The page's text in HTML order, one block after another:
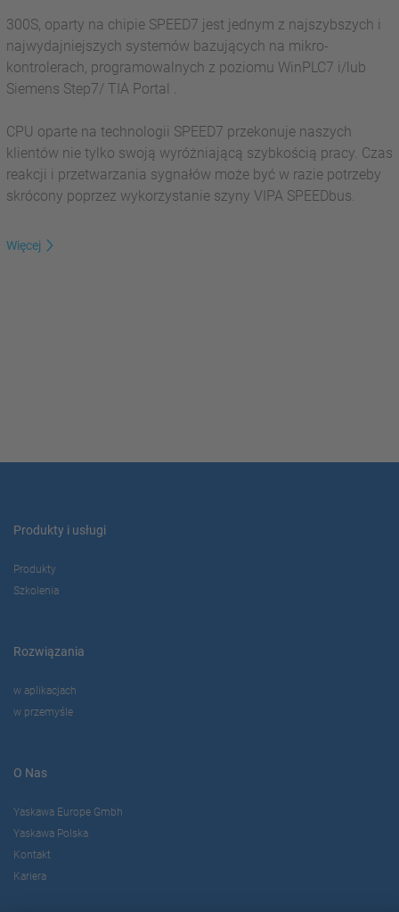
300S, oparty na chipie SPEED7 jest jednym z najszybszych i
najwydajniejszych systemów bazujących na mikro-
kontrolerach, programowalnych z poziomu WinPLC7 i/lub
Siemens Step7/ TIA Portal .
CPU oparte na technologii SPEED7 przekonuje naszych
klientów nie tylko swoją wyróżniającą szybkością pracy. Czas
reakcji i przetwarzania sygnałów może być w razie potrzeby
skrócony poprzez wykorzystanie szyny VIPA SPEEDbus.
Więcej
Produkty i usługi
Produkty
Szkolenia
Rozwiązania
w aplikacjach
w przemyśle
O Nas
Yaskawa Europe Gmbh
Yaskawa Polska
Kontakt
Kariera